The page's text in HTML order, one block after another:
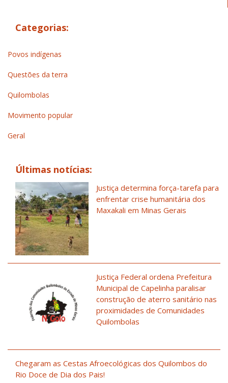
Categorias:
Povos indígenas
Questões da terra
Quilombolas
Movimento popular
Geral
Últimas notícias:
Justiça determina força-tarefa para
enfrentar crise humanitária dos
Maxakali em Minas Gerais
Justiça Federal ordena Prefeitura
Municipal de Capelinha paralisar
construção de aterro sanitário nas
proximidades de Comunidades
Quilombolas
Chegaram as Cestas Afroecológicas dos Quilombos do
Rio Doce de Dia dos Pais!